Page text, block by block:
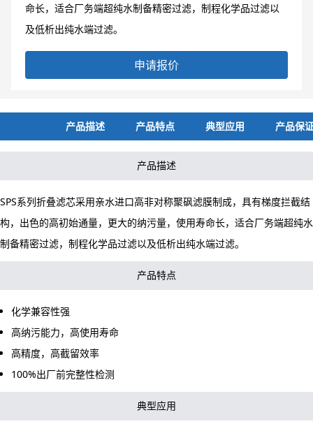
命长，适合厂务端超纯水制备精密过滤，制程化学品过滤以
及低析出纯水端过滤。
申请报价
产品描述 产品特点 典型应用 产品保
产品描述
SPS系列折叠滤芯采用亲水进口高非对称聚砜滤膜制成，具有梯度拦截结
构，出色的高初始通量，更大的纳污量，使用寿命长，适合厂务端超纯水
制备精密过滤，制程化学品过滤以及低析出纯水端过滤。
产品特点
化学兼容性强
高纳污能力，高使用寿命
高精度，高截留效率
100%出厂前完整性检测
典型应用